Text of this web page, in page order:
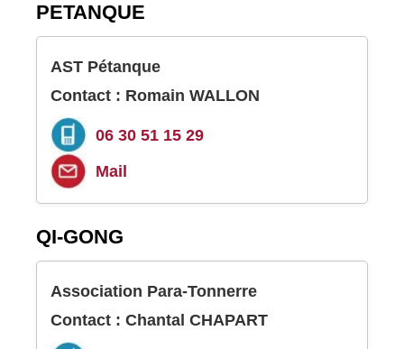
PETANQUE
AST Pétanque
Contact : Romain WALLON
06 30 51 15 29
Mail
QI-GONG
Association Para-Tonnerre
Contact : Chantal CHAPART